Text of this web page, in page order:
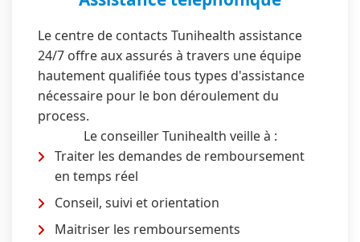
Le centre de contacts Tunihealth assistance
24/7 offre aux assurés à travers une équipe
hautement qualifiée tous types d'assistance
nécessaire pour le bon déroulement du
process.
Le conseiller Tunihealth veille à :
Traiter les demandes de remboursement
en temps réel
Conseil, suivi et orientation
Maitriser les remboursements